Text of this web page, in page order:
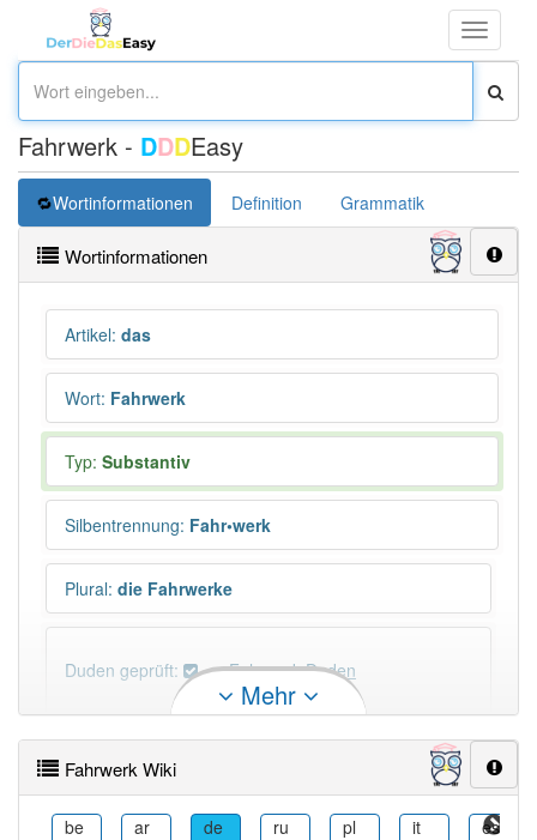
Toggle
Fahrwerk - DDDEasy
Wortinformationen Definition Grammatik
Wortinformationen
Artikel: das
Wort: Fahrwerk
Typ: Substantiv
Silbentrennung: Fahr•werk
Plural: die Fahrwerke
Duden geprüft: Fahrwerk Duden
×
Wörter, die mit "-werk" enden, haben fast immer
Artikel:das.
Mehr
Fahrwerk Wiki
be ar de ru pl it es